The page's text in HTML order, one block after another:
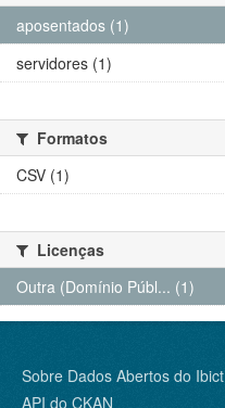
aposentados (1)
servidores (1)
Formatos
CSV (1)
Licenças
Outra (Domínio Públ... (1)
Sobre Dados Abertos do Ibict
API do CKAN